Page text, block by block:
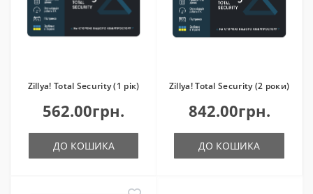
Zillya! Total Security (1 рік)
562.00грн.
ДО КОШИКА
Zillya! Total Security (2 роки)
842.00грн.
ДО КОШИКА